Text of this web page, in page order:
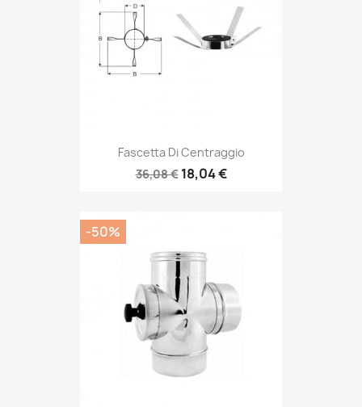
Fascetta Di Centraggio
36,08 € 18,04 €
-50%